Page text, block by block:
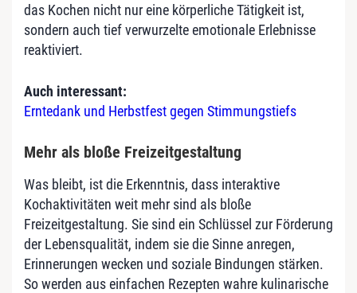
das Kochen nicht nur eine körperliche Tätigkeit ist,
sondern auch tief verwurzelte emotionale Erlebnisse
reaktiviert.
Auch interessant:
Erntedank und Herbstfest gegen Stimmungstiefs
Mehr als bloße Freizeitgestaltung
Was bleibt, ist die Erkenntnis, dass interaktive
Kochaktivitäten weit mehr sind als bloße
Freizeitgestaltung. Sie sind ein Schlüssel zur Förderung
der Lebensqualität, indem sie die Sinne anregen,
Erinnerungen wecken und soziale Bindungen stärken.
So werden aus einfachen Rezepten wahre kulinarische